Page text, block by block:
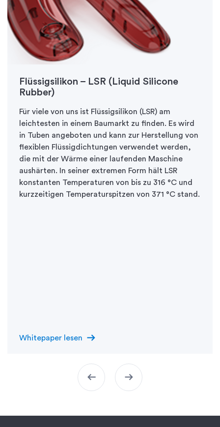
Flüssigsilikon – LSR (Liquid Silicone
Rubber)
Für viele von uns ist Flüssigsilikon (LSR) am
leichtesten in einem Baumarkt zu finden. Es wird
in Tuben angeboten und kann zur Herstellung von
flexiblen Flüssigdichtungen verwendet werden,
die mit der Wärme einer laufenden Maschine
aushärten. In seiner extremen Form hält LSR
konstanten Temperaturen von bis zu 316 °C und
kurzzeitigen Temperaturspitzen von 371 °C stand.
Whitepaper lesen arrow_right_alt
arrow_left_alt arrow_right_alt